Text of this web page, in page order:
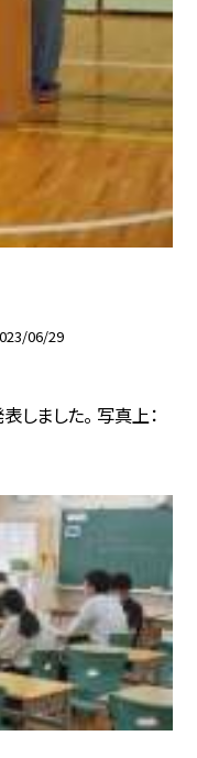
06/29
ました。 写真上：